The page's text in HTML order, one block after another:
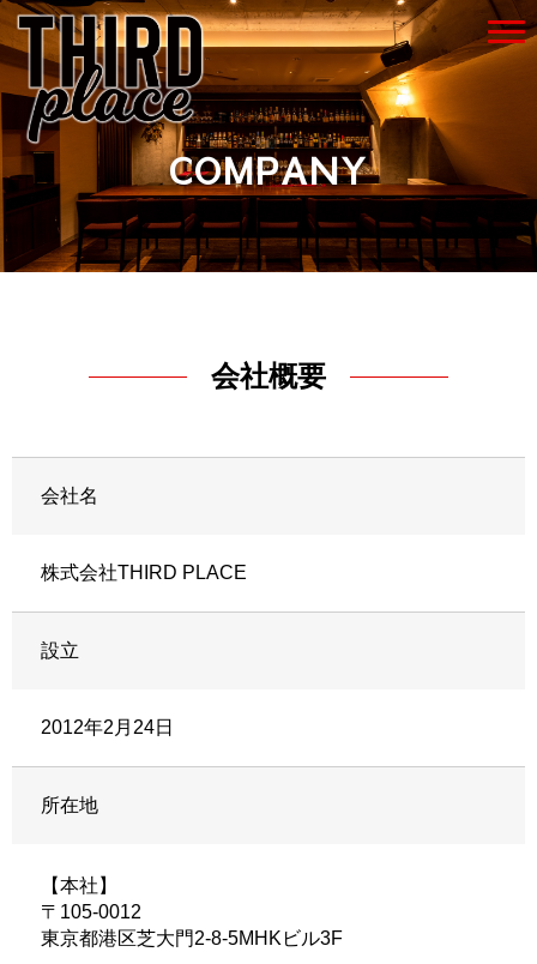
COMPANY
会社概要
会社名
株式会社THIRD PLACE
設立
2012年2月24日
所在地
【本社】
〒105-0012
東京都港区芝大門2-8-5MHKビル3F